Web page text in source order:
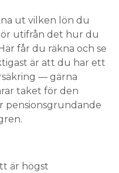
ut vilken lön du
utifrån det hur du
får du räkna och se
är att du har ett
— gärna
taket för den
pensions­grundande
är högst